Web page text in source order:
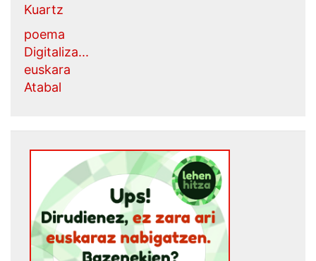
Kuartz
poema
Digitaliza...
euskara
Atabal